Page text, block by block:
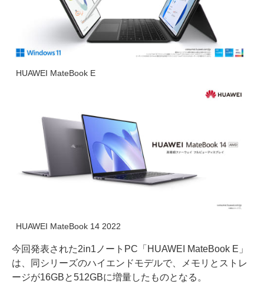
HUAWEI MateBook E
HUAWEI MateBook 14 2022
今回発表された2in1ノートPC「HUAWEI MateBook E」
は、同シリーズのハイエンドモデルで、メモリとストレ
ージが16GBと512GBに増量したものとなる。